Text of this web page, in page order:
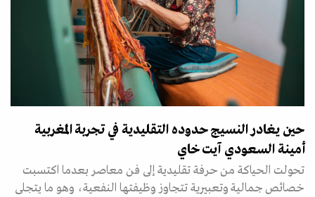
حين يغادر النسيج حدوده التقليدية في تجربة المغربية
أمينة السعودي آيت خاي
تحولت الحياكة من حرفة تقليدية إلى فن معاصر بعدما اكتسبت
خصائص جمالية وتعبيرية تتجاوز وظيفتها النفعية، وهو ما يتجلى